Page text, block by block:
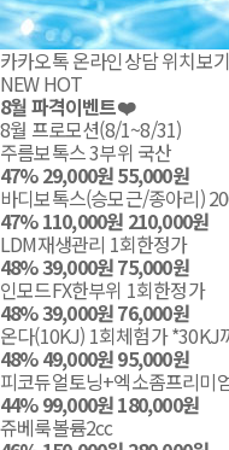
카카오톡온라인상담위치보기
NEWHOT
8월 파격이벤트❤️
8월 프로모션(8/1~8/31)
주름보톡스 3부위 국산
47%29,000원55,000원
장바구니담기
바디보톡스(승모근/종아리)
47%110,000원 210,000원
장바구니담기
LDM재생관리 1회한정가
48%39,000원75,000원
장바구니담기
인모드FX한부위 1회한정가
48%39,000원76,000원
장바구니담기
온다(10KJ) 1회체험가 *30KJ
48%49,000원95,000원
장바구니담기
피코듀얼토닝+엑소좀프리미
44%99,000원180,000원
장바구니담기
쥬베룩볼륨2cc